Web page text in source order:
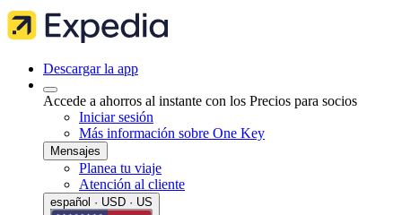
Descargar la app
Accede a ahorros al instante con los Precios para socios
Iniciar sesión
Más información sobre One Key
Mensajes
Planea tu viaje
Atención al cliente
español · USD · US